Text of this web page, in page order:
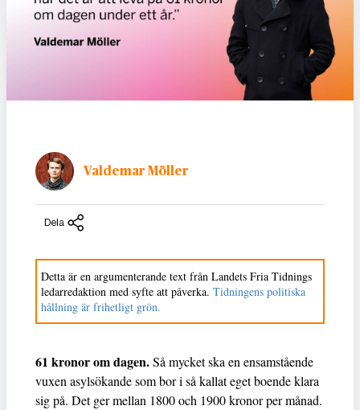
Valdemar Möller
Dela
Detta är en argumenterande text från Landets Fria Tidnings
ledarredaktion med syfte att påverka. Tidningens politiska
hållning är frihetligt grön.
61 kronor om dagen.Så mycket ska en ensamstående
vuxen asylsökande som bor i så kallat eget boende klara
sig på. Det ger mellan 1800 och 1900 kronor per månad.